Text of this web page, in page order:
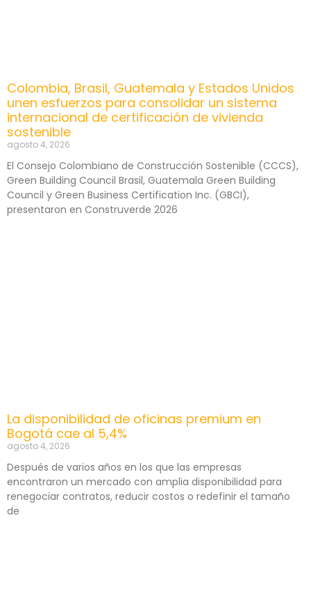
Colombia, Brasil, Guatemala y Estados Unidos
unen esfuerzos para consolidar un sistema
internacional de certificación de vivienda
sostenible
agosto 4, 2026
El Consejo Colombiano de Construcción Sostenible (CCCS),
Green Building Council Brasil, Guatemala Green Building
Council y Green Business Certification Inc. (GBCI),
presentaron en Construverde 2026
La disponibilidad de oficinas premium en
Bogotá cae al 5,4%
agosto 4, 2026
Después de varios años en los que las empresas
encontraron un mercado con amplia disponibilidad para
renegociar contratos, reducir costos o redefinir el tamaño
de